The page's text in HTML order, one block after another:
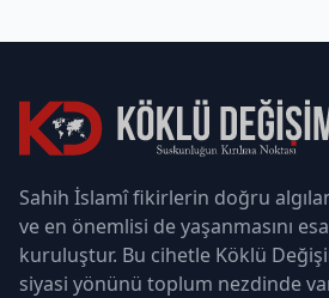
Sahih İslamî fikirlerin doğru
ve en önemlisi de yaşanmasını
kuruluştur. Bu cihetle Köklü
siyasi yönünü toplum nezdinde